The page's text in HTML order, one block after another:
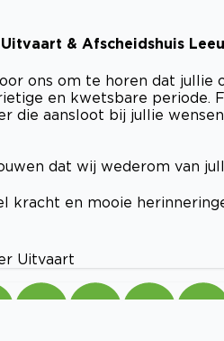
& Afscheidshuis
ons om te horen dat jullie
en kwetsbare
die aansloot bij jullie
dat wij wederom van
kracht en mooie
Uitvaart